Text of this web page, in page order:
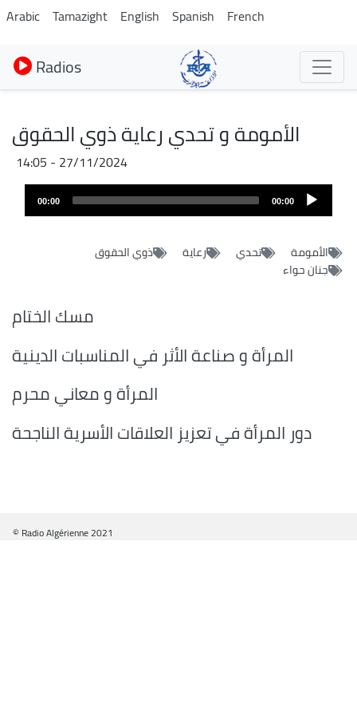
Aller
au
contenu
principal
Arabic Tamazight English Spanish French
Radios
الأمومة و تحدي رعاية ذوي الحقوق
27/11/2024 - 14:05
00:00
00:00
الأمومة تحدي رعاية
ذوي الحقوق
جنان حواء
مسك الختام
المرأة و صناعة الأثر في المناسبات الدينية
المرأة و معاني محرم
دور المرأة في تعزيز العلاقات الأسرية الناجحة
© Radio Algérienne 2021